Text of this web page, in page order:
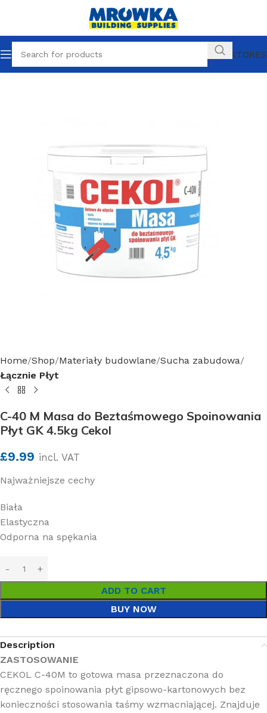
OUR STORES
Home Shop Materiały budowlane Sucha zabudowa
Łącznie Płyt
C-40 M Masa do Beztaśmowego Spoinowania
Płyt GK 4.5kg Cekol
£9.99 incl. VAT
Najważniejsze cechy
Biała
Elastyczna
Odporna na spękania
ADD TO CART
BUY NOW
Description
ZASTOSOWANIE
CEKOL C-40M to gotowa masa przeznaczona do
ręcznego spoinowania płyt gipsowo-kartonowych bez
konieczności stosowania taśmy wzmacniającej. Znajduje